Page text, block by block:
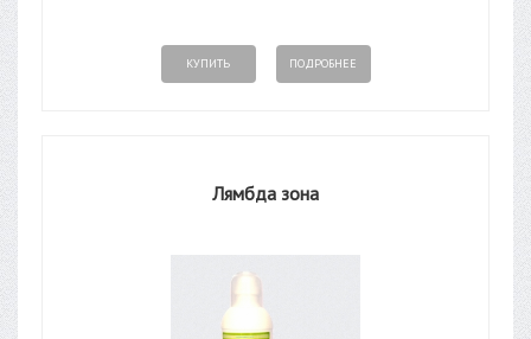
КУПИТЬ ПОДРОБНЕЕ
Лямбда зона